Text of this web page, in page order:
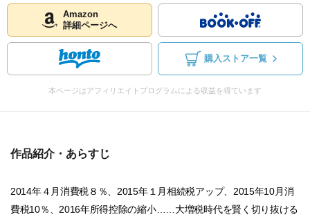
Amazon
詳細ページへ
購入ストア一覧
本ページはアフィリエイトプログラムによる収益を得ています
作品紹介・あらすじ
2014年４月消費税８％、2015年１月相続税アップ、2015年10月消
費税10％、2016年所得控除の縮小……大増税時代を賢く切り抜ける